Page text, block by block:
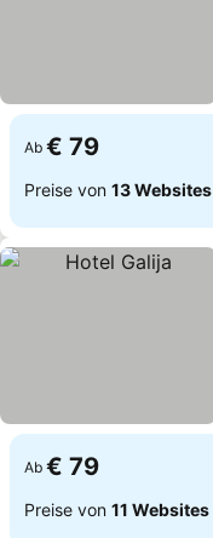
Ab € 79
Preise von 13 Websites
Ab € 79
Preise von 11 Websites